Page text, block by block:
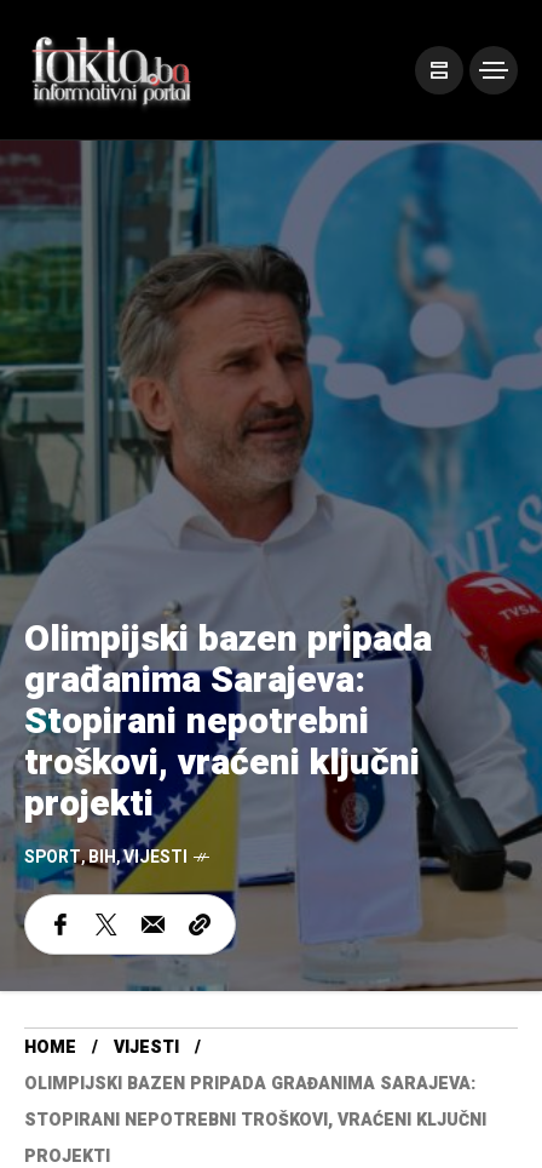
Olimpijski bazen pripada
građanima Sarajeva:
Stopirani nepotrebni
troškovi, vraćeni ključni
projekti
SPORT,BIH,VIJESTI
HOME
VIJESTI
OLIMPIJSKI BAZEN PRIPADA GRAĐANIMA SARAJEVA:
STOPIRANI NEPOTREBNI TROŠKOVI, VRAĆENI KLJUČNI
PROJEKTI